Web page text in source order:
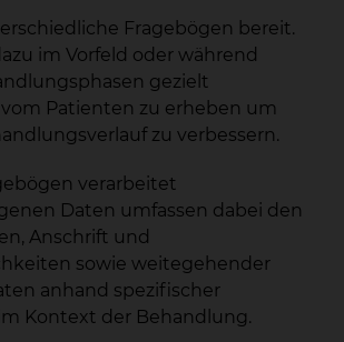
Fragebögen bereit.
im Vorfeld oder während
gezielt
Patienten zu erheben um
zu verbessern.
verarbeitet
Daten umfassen dabei den
Anschrift und
sowie weitegehender
anhand spezifischer
Kontext der Behandlung.